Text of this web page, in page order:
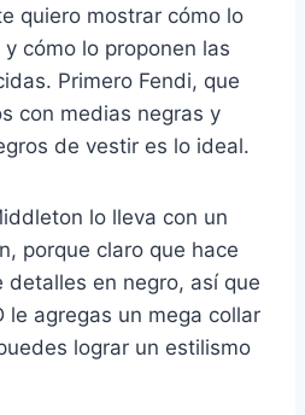
quiero mostrar cómo lo
cómo lo proponen las
Primero Fendi, que
con medias negras y
de vestir es lo ideal.
lo lleva con un
porque claro que hace
en negro, así que
le agregas un mega collar
lograr un estilismo